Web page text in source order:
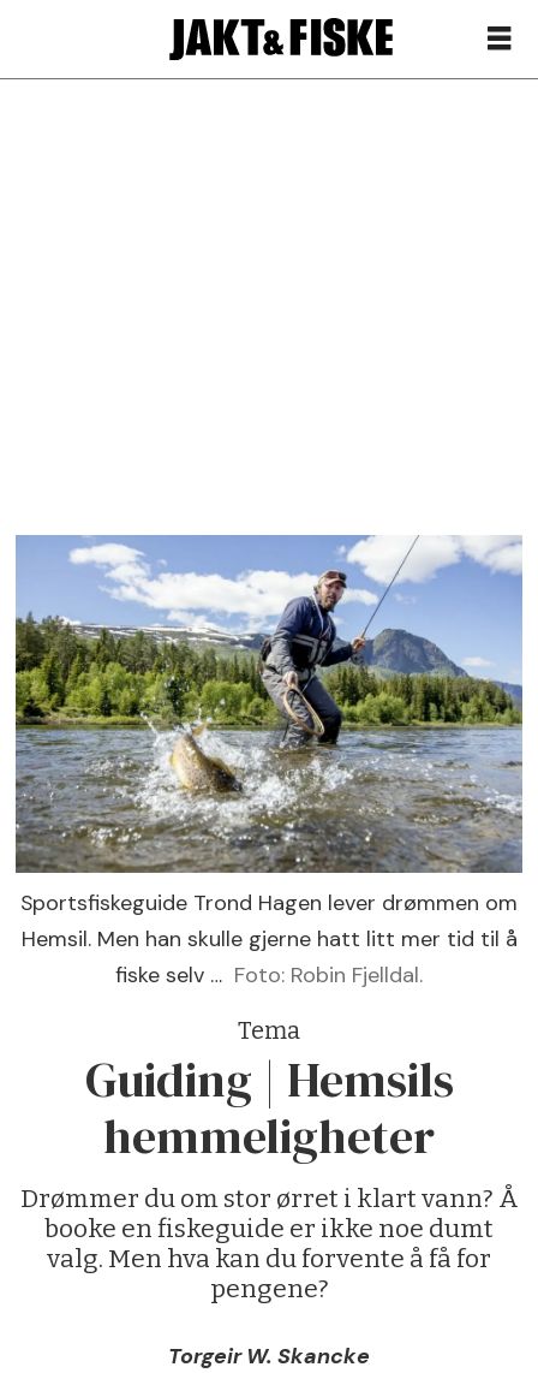
Sportsfiskeguide Trond Hagen lever drømmen om
Hemsil. Men han skulle gjerne hatt litt mer tid til å
fiske selv … Foto: Robin Fjelldal.
Tema
Guiding | Hemsils
hemmeligheter
Drømmer du om stor ørret i klart vann? Å
booke en fiskeguide er ikke noe dumt
valg. Men hva kan du forvente å få for
pengene?
Torgeir W. Skancke